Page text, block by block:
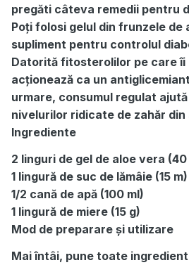
pregăti câteva remedii pentru
Poți folosi gelul din frunzele de
supliment pentru controlul
Datorită fitosterolilor pe care îi
acționează ca un
urmare, consumul regulat
nivelurilor ridicate de zahăr din
Ingrediente
2 linguri de gel de aloe vera (40
1 lingură de suc de lămâie (15 m)
1/2 cană de apă (100 ml)
1 lingură de miere (15 g)
Mod de preparare și utilizare
Mai întâi, pune toate